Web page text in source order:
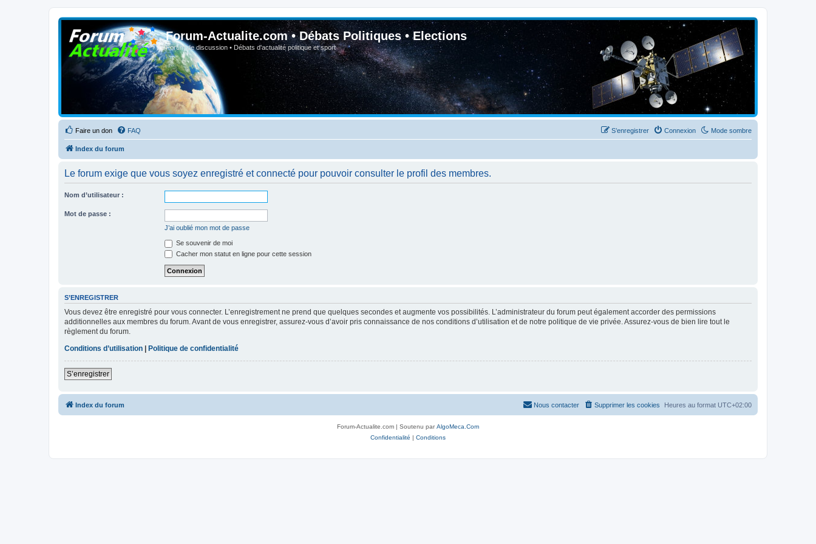
Forum-Actualite.com • Débats Politiques • Elections
Forum de discussion • Débats d'actualité politique et sport
Faire un don Mode sombre
FAQ Connexion
S’enregistrer
Index du forum
Le forum exige que vous soyez enregistré et connecté pour pouvoir consulter le profil des membres.
Nom d’utilisateur :
Mot de passe :
J’ai oublié mon mot de passe
Se souvenir de moi
Cacher mon statut en ligne pour cette session
S’ENREGISTRER
Vous devez être enregistré pour vous connecter. L’enregistrement ne prend que quelques secondes et augmente vos possibilités. L’administrateur du forum peut également accorder des permissions
additionnelles aux membres du forum. Avant de vous enregistrer, assurez-vous d’avoir pris connaissance de nos conditions d’utilisation et de notre politique de vie privée. Assurez-vous de bien lire tout le
règlement du forum.
Conditions d’utilisation | Politique de confidentialité
S’enregistrer
Index du forum Heures au format UTC+02:00
Supprimer les cookies
Nous contacter
Forum-Actualite.com | Soutenu parAlgoMeca.Com
Confidentialité | Conditions